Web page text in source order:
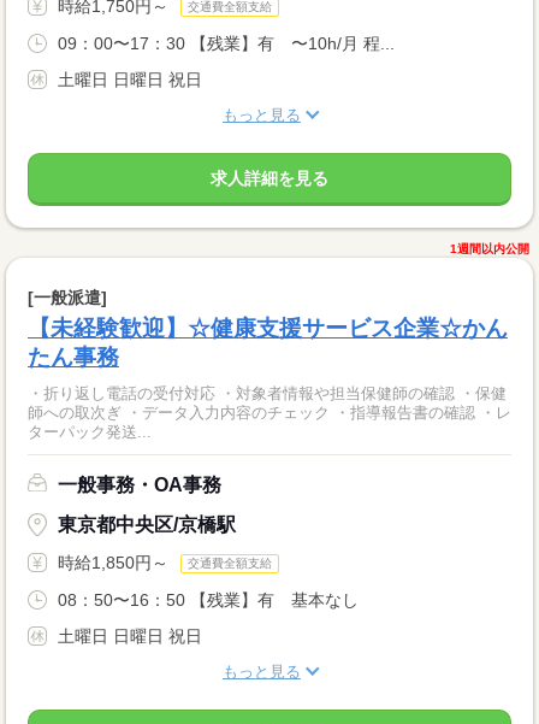
時給1,750円～ 交通費全額支給
09：00〜17：30 【残業】有 〜10h/月 程...
土曜日 日曜日 祝日
もっと見る
求人詳細を見る
1週間以内公開
[一般派遣]
【未経験歓迎】☆健康支援サービス企業☆かん
たん事務
・折り返し電話の受付対応 ・対象者情報や担当保健師の確認 ・保健
師への取次ぎ ・データ入力内容のチェック ・指導報告書の確認 ・レ
ターパック発送...
一般事務・OA事務
東京都中央区/京橋駅
時給1,850円～ 交通費全額支給
08：50〜16：50 【残業】有 基本なし
土曜日 日曜日 祝日
もっと見る